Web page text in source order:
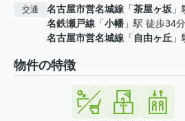
交通 名古屋市営名城線 「茶屋ヶ坂
名鉄瀬戸線 「小幡 」駅 徒歩34分
名古屋市営名城線 「 自由ヶ丘
物件の特徴